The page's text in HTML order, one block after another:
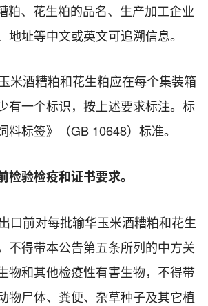
粕、花生粕的品名、生产加工企业
地址等中文或英文可追溯信息。
米酒糟粕和花生粕应在每个集装箱
有一个标识，按上述要求标注。标
料标签》（GB 10648）标准。
检验检疫和证书要求。
口前对每批输华玉米酒糟粕和花生
不得带本公告第五条所列的中方关
物和其他检疫性有害生物，不得带
物尸体、粪便、杂草种子及其它植